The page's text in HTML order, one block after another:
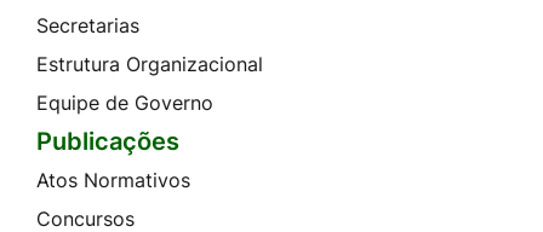
Secretarias
Estrutura Organizacional
Equipe de Governo
Publicações
Atos Normativos
Concursos